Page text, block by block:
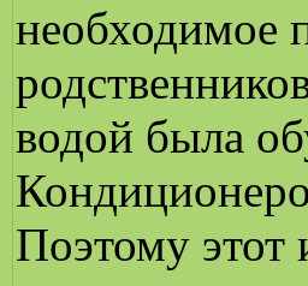
необходимое
водой была
Поэтому этот